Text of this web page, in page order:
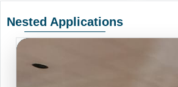
Nested Applications